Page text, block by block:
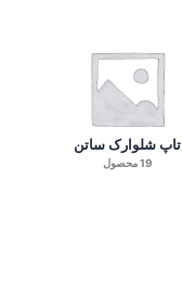
تاپ شلوارک ساتن
19 محصول